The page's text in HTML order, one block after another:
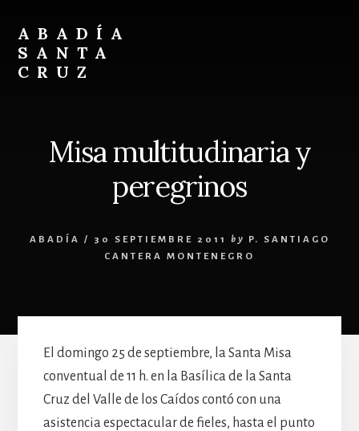
content
footer
ABADÍA
SANTA
CRUZ
Misa multitudinaria y
peregrinos
ABADÍA / 30 SEPTIEMBRE 2011 by
P. SANTIAGO
CANTERA MONTENEGRO
El domingo 25 de septiembre, la Santa Misa
conventual de 11 h. en la Basílica de la Santa
Cruz del Valle de los Caídos contó con una
asistencia espectacular de fieles, hasta el punto